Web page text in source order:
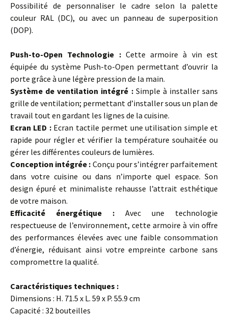
Possibilité de personnaliser le cadre selon la palette
couleur RAL (DC), ou avec un panneau de superposition
(DOP).
Push-to-Open Technologie : Cette armoire à vin est
équipée du système Push-to-Open permettant d’ouvrir la
porte grâce à une légère pression de la main.
Système de ventilation intégré : Simple à installer sans
grille de ventilation; permettant d’installer sous un plan de
travail tout en gardant les lignes de la cuisine.
Ecran LED : Ecran tactile permet une utilisation simple et
rapide pour régler et vérifier la température souhaitée ou
gérer les différentes couleurs de lumières.
Conception intégrée : Conçu pour s’intégrer parfaitement
dans votre cuisine ou dans n’importe quel espace. Son
design épuré et minimaliste rehausse l’attrait esthétique
de votre maison.
Efficacité énergétique : Avec une technologie
respectueuse de l’environnement, cette armoire à vin offre
des performances élevées avec une faible consommation
d’énergie, réduisant ainsi votre empreinte carbone sans
compromettre la qualité.
Caractéristiques techniques :
Dimensions : H. 71.5 x L. 59 x P. 55.9 cm
Capacité : 32 bouteilles